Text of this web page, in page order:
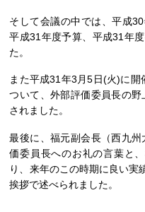
そして会議の中では、平成
平成31年度予算、平成31年
た。
また平成31年3月5日(火)に
ついて、外部評価委員長の
されました。
最後に、福元副会長（西九
価委員長へのお礼の言葉と
り、来年のこの時期に良い実
挨拶で述べられました。